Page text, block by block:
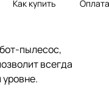
Как купить Оплата
пылесос,
всегда